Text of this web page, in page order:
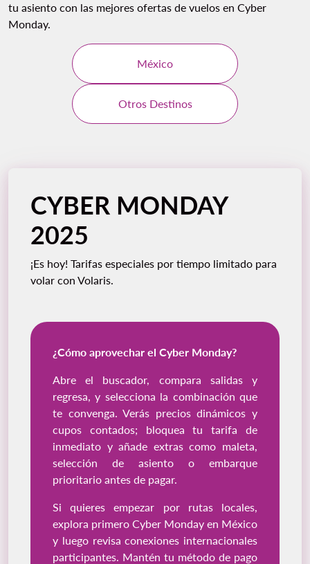
tu asiento con las mejores ofertas de vuelos en Cyber
Monday.
México
Otros Destinos
CYBER MONDAY
2025
¡Es hoy! Tarifas especiales por tiempo limitado para
volar con Volaris.
¿Cómo aprovechar el Cyber Monday?
Abre el buscador, compara salidas y
regresa, y selecciona la combinación que
te convenga. Verás precios dinámicos y
cupos contados; bloquea tu tarifa de
inmediato y añade extras como maleta,
selección de asiento o embarque
prioritario antes de pagar.
Si quieres empezar por rutas locales,
explora primero Cyber Monday en México
y luego revisa conexiones internacionales
participantes. Mantén tu método de pago